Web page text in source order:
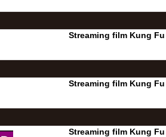
Streaming film Kung
Streaming film Kung
Streaming film Kung